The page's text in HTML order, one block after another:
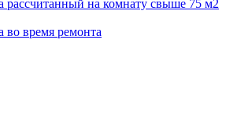
на комнату свыше 75 м2
время ремонта